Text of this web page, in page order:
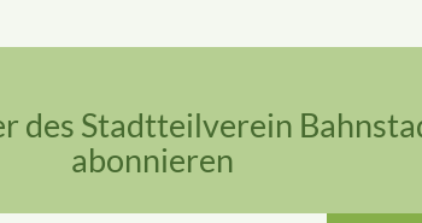
des Stadtteilverein
abonnieren